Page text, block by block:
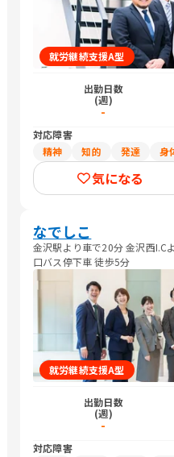
就労継続支援A型
出勤日数
(週)
-
対応障害
精神
知的 発達 身
気になる
なでしこ
金沢駅より車で20分 金沢西I.C
口バス停下車 徒歩5分
就労継続支援A型
出勤日数
(週)
-
対応障害